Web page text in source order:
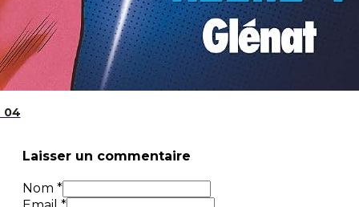
04
Laisser un commentaire
Nom *